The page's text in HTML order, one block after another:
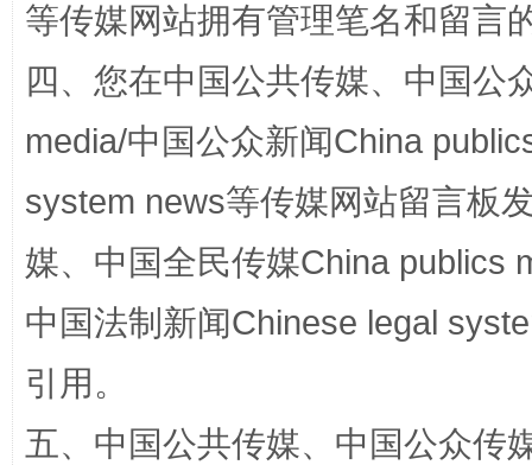
完善运行机制助力责任有效落实
法徽映军营 权益有保障
等传媒网站拥有管理笔名和留言
四、您在中国公共传媒、中国公
media/中国公众新闻China
system news等传媒网站留言板
媒、中国全民传媒China publics
中国法制新闻Chinese legal
引用。
五、中国公共传媒、中国公众传